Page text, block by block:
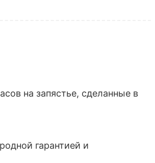
на запястье, сделанные в
гарантией и